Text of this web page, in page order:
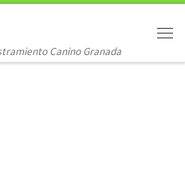
Canino Granada